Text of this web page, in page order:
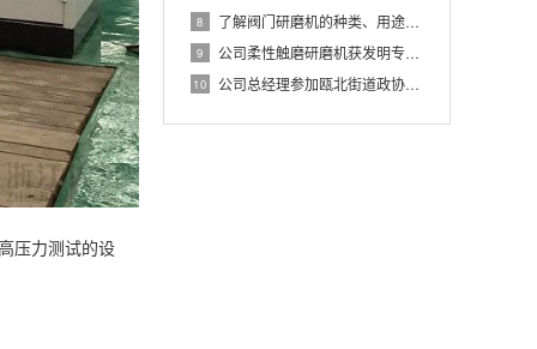
8 了解阀门研磨机的种类、用途及特点
9 公司柔性触磨研磨机获发明专利授权
10 公司总经理参加瓯北街道政协工作联络处庆祝共产党成立102周年
压力测试的设